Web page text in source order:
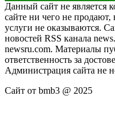
Данный сайт не является
сайте ни чего не
услуги не оказываются.
новостей RSS канала
newsru.com. Материалы
ответственность за
Администрация сайта не
Сайт от bmb3 @ 2025